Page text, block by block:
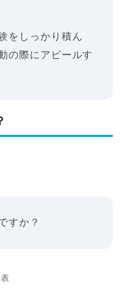
をしっかり積ん
の際にアピールす
すか？